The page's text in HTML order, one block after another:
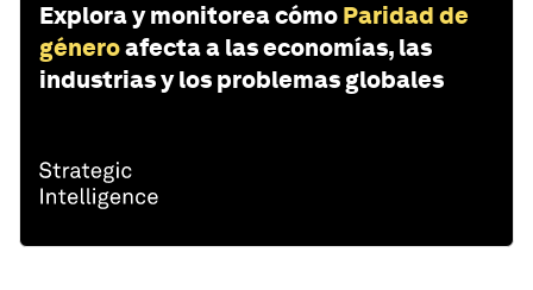
Explora y monitorea cómo Paridad de
géneroafecta a las economías, las
industrias y los problemas globales